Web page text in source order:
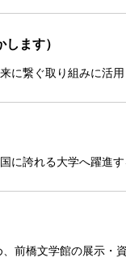
ます）
に繋ぐ取り組みに活用
誇れる大学へ躍進す
前橋文学館の展示・